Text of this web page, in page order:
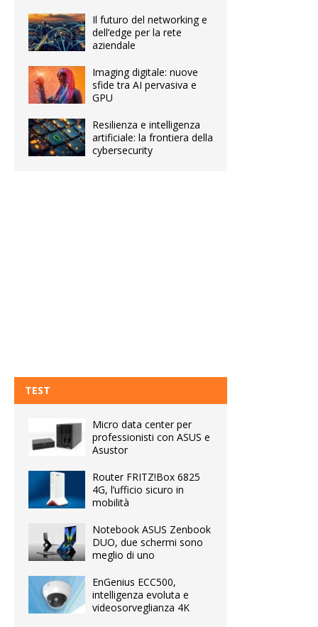
Il futuro del networking e
dell’edge per la rete
aziendale
Imaging digitale: nuove
sfide tra AI pervasiva e
GPU
Resilienza e intelligenza
artificiale: la frontiera della
cybersecurity
TEST
Micro data center per
professionisti con ASUS e
Asustor
Router FRITZ!Box 6825
4G, l’ufficio sicuro in
mobilità
Notebook ASUS Zenbook
DUO, due schermi sono
meglio di uno
EnGenius ECC500,
intelligenza evoluta e
videosorveglianza 4K